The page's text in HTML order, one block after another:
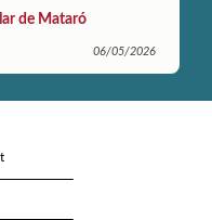
de Mataró
06/05/2026